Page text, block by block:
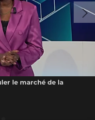
le marché de la